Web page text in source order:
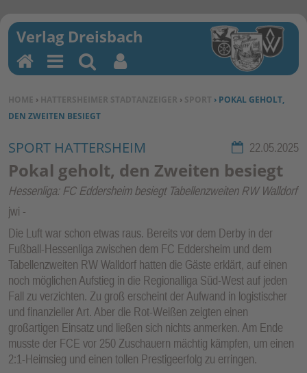
SIE BEFINDEN SICH HIER:
HOME › HATTERSHEIMER STADTANZEIGER › SPORT › POKAL GEHOLT,
DEN ZWEITEN BESIEGT
Rubrik:
SPORT HATTERSHEIM 22.05.2025
Pokal geholt, den Zweiten besiegt
Hessenliga: FC Eddersheim besiegt Tabellenzweiten RW Walldorf
jwi
Die Luft war schon etwas raus. Bereits vor dem Derby in der
Fußball-Hessenliga zwischen dem FC Eddersheim und dem
Tabellenzweiten RW Walldorf hatten die Gäste erklärt, auf einen
noch möglichen Aufstieg in die Regionalliga Süd-West auf jeden
Fall zu verzichten. Zu groß erscheint der Aufwand in logistischer
und finanzieller Art. Aber die Rot-Weißen zeigten einen
großartigen Einsatz und ließen sich nichts anmerken. Am Ende
musste der FCE vor 250 Zuschauern mächtig kämpfen, um einen
2:1-Heimsieg und einen tollen Prestigeerfolg zu erringen.
H
o
m
M
en
u
Su
ch
en
Be
nu
un
kti
on
en